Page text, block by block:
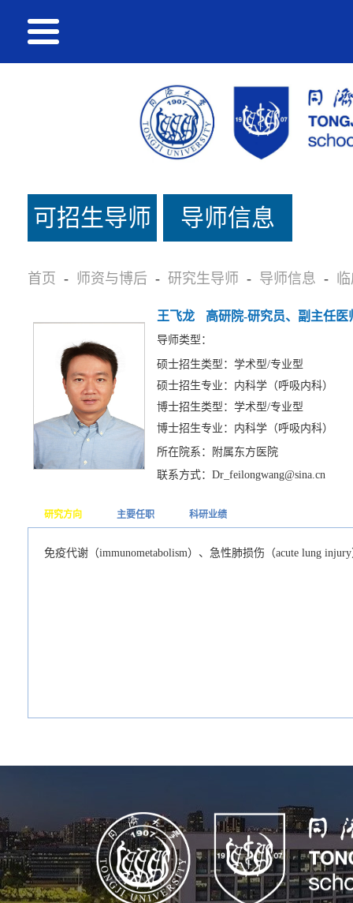
可招生导师
名单
导师信息
首页 - 师资与博后 - 研究生导师 - 导师信息 -
王飞龙 高研院-研究员、副主任医
导师类型：
硕士招生类型：学术型/专业型
硕士招生专业：内科学（呼吸内科）
博士招生类型：学术型/专业型
博士招生专业：内科学（呼吸内科）
所在院系：附属东方医院
联系方式：Dr_feilongwang@sina.cn
研究方向 主要任职 科研业绩
免疫代谢（immunometabolism）、急性肺损伤（acute lung